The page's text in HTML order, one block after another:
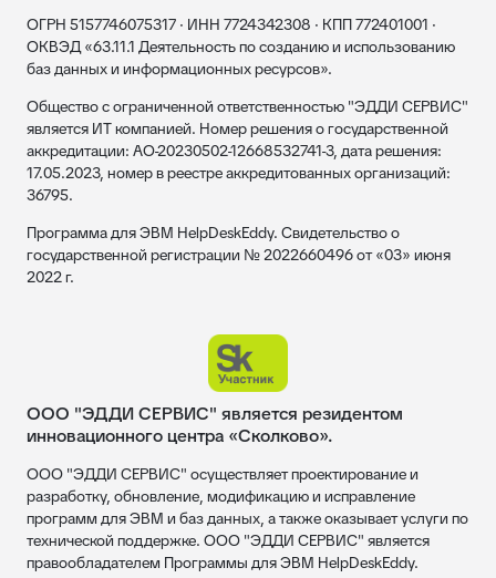
ОГРН 5157746075317 · ИНН 7724342308 · КПП 772401001 ·
ОКВЭД «63.11.1 Деятельность по созданию и использованию
баз данных и информационных ресурсов».
Общество с ограниченной ответственностью "ЭДДИ СЕРВИС"
является ИТ компанией. Номер решения о государственной
аккредитации: АО-20230502-12668532741-3, дата решения:
17.05.2023, номер в реестре аккредитованных организаций:
36795.
Программа для ЭВМ HelpDeskEddy. Свидетельство о
государственной регистрации № 2022660496 от «03» июня
2022 г.
ООО "ЭДДИ СЕРВИС" является резидентом
инновационного центра «Сколково».
ООО "ЭДДИ СЕРВИС" осуществляет проектирование и
разработку, обновление, модификацию и исправление
программ для ЭВМ и баз данных, а также оказывает услуги по
технической поддержке. ООО "ЭДДИ СЕРВИС" является
правообладателем Программы для ЭВМ HelpDeskEddy.